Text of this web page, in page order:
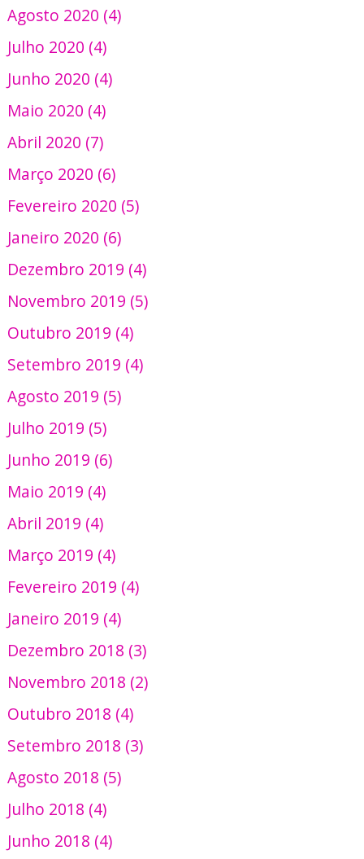
Agosto 2020 (4)
Julho 2020 (4)
Junho 2020 (4)
Maio 2020 (4)
Abril 2020 (7)
Março 2020 (6)
Fevereiro 2020 (5)
Janeiro 2020 (6)
Dezembro 2019 (4)
Novembro 2019 (5)
Outubro 2019 (4)
Setembro 2019 (4)
Agosto 2019 (5)
Julho 2019 (5)
Junho 2019 (6)
Maio 2019 (4)
Abril 2019 (4)
Março 2019 (4)
Fevereiro 2019 (4)
Janeiro 2019 (4)
Dezembro 2018 (3)
Novembro 2018 (2)
Outubro 2018 (4)
Setembro 2018 (3)
Agosto 2018 (5)
Julho 2018 (4)
Junho 2018 (4)